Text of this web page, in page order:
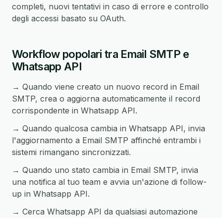
completi, nuovi tentativi in caso di errore e controllo
degli accessi basato su OAuth.
Workflow popolari tra Email SMTP e
Whatsapp API
→ Quando viene creato un nuovo record in Email
SMTP, crea o aggiorna automaticamente il record
corrispondente in Whatsapp API.
→ Quando qualcosa cambia in Whatsapp API, invia
l'aggiornamento a Email SMTP affinché entrambi i
sistemi rimangano sincronizzati.
→ Quando uno stato cambia in Email SMTP, invia
una notifica al tuo team e avvia un'azione di follow-
up in Whatsapp API.
→ Cerca Whatsapp API da qualsiasi automazione